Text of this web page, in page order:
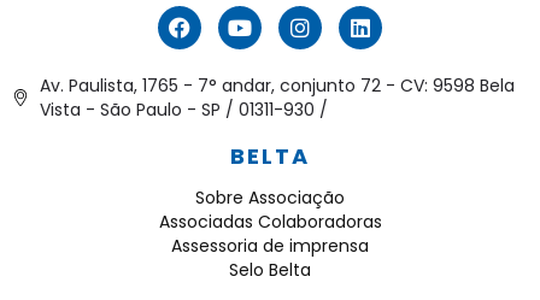
Av. Paulista, 1765 - 7° andar, conjunto 72 - CV: 9598 Bela
Vista - São Paulo - SP / 01311-930 /
BELTA
Sobre Associação
Associadas Colaboradoras
Assessoria de imprensa
Selo Belta